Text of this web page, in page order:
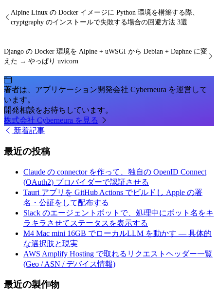
Alpine Linux の Docker イメージに Python 環境を構築する際、
cryptgraphy のインストールで失敗する場合の回避方法 3選
Django の Docker 環境を Alpine + uWSGI から Debian + Daphne に変
えた → やっぱり uvicorn
著者は、アプリケーション開発会社 Cyberneura を運営して
います。
開発相談をお待ちしています。
株式会社 Cyberneura を見る
新着記事
最近の投稿
Claude の connector を作って、独自の OpenID Connect
(OAuth2) プロバイダーで認証させる
Tauri アプリを GitHub Actions でビルドし Apple の署
名・公証をして配布する
Slack のエージェントボットで、処理中にボット名をキ
ラキラさせてステータスを表示する
M4 Mac mini 16GB でローカルLLM を動かす — 具体的
な選択肢と現実
AWS Amplify Hosting で取れるリクエストヘッダー一覧
(Geo / ASN / デバイス情報)
最近の製作物